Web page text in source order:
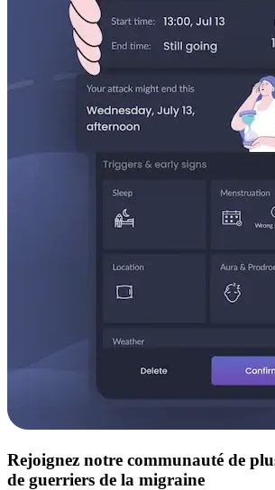
Rejoignez notre communauté de
de guerriers de la migraine